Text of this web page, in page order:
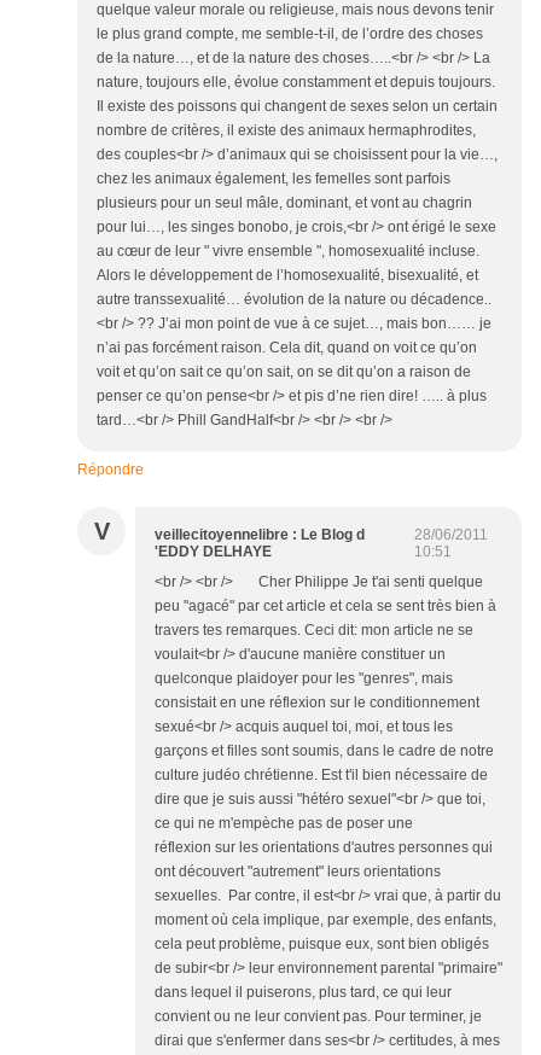
quelque valeur morale ou religieuse, mais nous devons tenir
le plus grand compte, me semble-t-il, de l’ordre des choses
de la nature…, et de la nature des choses…..<br /> <br /> La
nature, toujours elle, évolue constamment et depuis toujours.
Il existe des poissons qui changent de sexes selon un certain
nombre de critères, il existe des animaux hermaphrodites,
des couples<br /> d’animaux qui se choisissent pour la vie…,
chez les animaux également, les femelles sont parfois
plusieurs pour un seul mâle, dominant, et vont au chagrin
pour lui…, les singes bonobo, je crois,<br /> ont érigé le sexe
au cœur de leur " vivre ensemble ", homosexualité incluse.
Alors le développement de l’homosexualité, bisexualité, et
autre transsexualité… évolution de la nature ou décadence..
<br /> ?? J’ai mon point de vue à ce sujet…, mais bon…… je
n’ai pas forcément raison. Cela dit, quand on voit ce qu’on
voit et qu’on sait ce qu’on sait, on se dit qu’on a raison de
penser ce qu’on pense<br /> et pis d’ne rien dire! ….. à plus
tard…<br /> Phill GandHalf<br /> <br /> <br />
Répondre
V
veillecitoyennelibre : Le Blog d
'EDDY DELHAYE
28/06/2011
10:51
<br /> <br /> Cher Philippe Je t'ai senti quelque
peu "agacé" par cet article et cela se sent très bien à
travers tes remarques. Ceci dit: mon article ne se
voulait<br /> d'aucune manière constituer un
quelconque plaidoyer pour les "genres", mais
consistait en une réflexion sur le conditionnement
sexué<br /> acquis auquel toi, moi, et tous les
garçons et filles sont soumis, dans le cadre de notre
culture judéo chrétienne. Est t'il bien nécessaire de
dire que je suis aussi "hétéro sexuel"<br /> que toi,
ce qui ne m'empèche pas de poser une
réflexion sur les orientations d'autres personnes qui
ont découvert "autrement" leurs orientations
sexuelles. Par contre, il est<br /> vrai que, à partir du
moment où cela implique, par exemple, des enfants,
cela peut problème, puisque eux, sont bien obligés
de subir<br /> leur environnement parental "primaire"
dans lequel il puiserons, plus tard, ce qui leur
convient ou ne leur convient pas. Pour terminer, je
dirai que s'enfermer dans ses<br /> certitudes, à mes